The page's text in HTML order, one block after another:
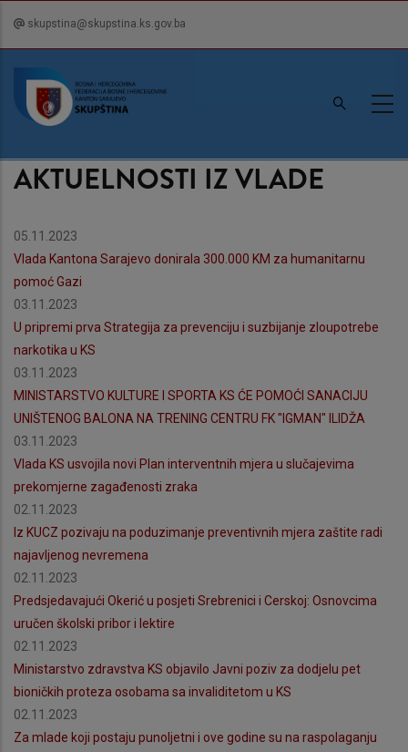
content
skupstina@skupstina.ks.gov.ba
AKTUELNOSTI IZ VLADE
05.11.2023
Vlada Kantona Sarajevo donirala 300.000 KM za humanitarnu
pomoć Gazi
03.11.2023
U pripremi prva Strategija za prevenciju i suzbijanje zloupotrebe
narkotika u KS
03.11.2023
MINISTARSTVO KULTURE I SPORTA KS ĆE POMOĆI SANACIJU
UNIŠTENOG BALONA NA TRENING CENTRU FK "IGMAN" ILIDŽA
03.11.2023
Vlada KS usvojila novi Plan interventnih mjera u slučajevima
prekomjerne zagađenosti zraka
02.11.2023
Iz KUCZ pozivaju na poduzimanje preventivnih mjera zaštite radi
najavljenog nevremena
02.11.2023
Predsjedavajući Okerić u posjeti Srebrenici i Cerskoj: Osnovcima
uručen školski pribor i lektire
02.11.2023
Ministarstvo zdravstva KS objavilo Javni poziv za dodjelu pet
bioničkih proteza osobama sa invaliditetom u KS
02.11.2023
Za mlade koji postaju punoljetni i ove godine su na raspolaganju